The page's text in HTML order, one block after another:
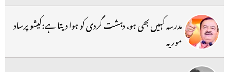
مدرسہ کہیں بھی ہو، دہشت گردی کو ہوا دیتا ہے:کیشو پرساد
موریہ